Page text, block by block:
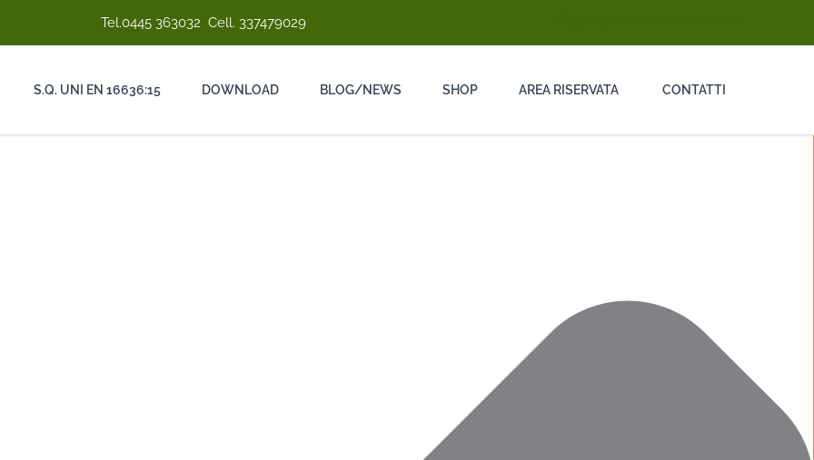
Tel.0445 363032 Cell. 337479029
S.Q. UNI EN 16636:15 DOWNLOAD BLOG/NEWS SHOP AREA RISERVATA CONTATTI